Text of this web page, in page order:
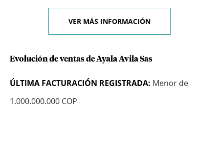
VER MÁS INFORMACIÓN
Evolución de ventas de Ayala Avila Sas
ÚLTIMA FACTURACIÓN REGISTRADA: Menor de
1.000.000.000 COP